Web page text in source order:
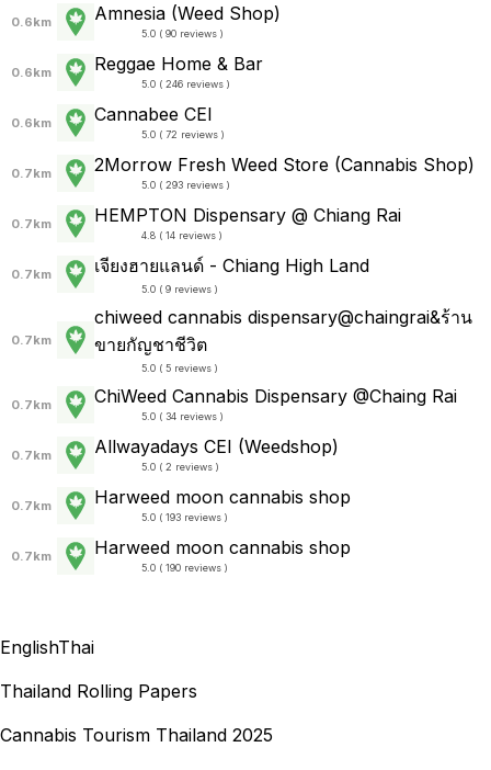
0.6km Amnesia (Weed Shop)
5.0 ( 90 reviews )
0.6km Reggae Home & Bar
5.0 ( 246 reviews )
0.6km Cannabee CEI
5.0 ( 72 reviews )
0.7km 2Morrow Fresh Weed Store (Cannabis Shop)
5.0 ( 293 reviews )
0.7km HEMPTON Dispensary @ Chiang Rai
4.8 ( 14 reviews )
0.7km เจียงฮายแลนด์ - Chiang High Land
5.0 ( 9 reviews )
0.7km
chiweed cannabis dispensary@chaingrai&ร้าน
ขายกัญชาชีวิต
5.0 ( 5 reviews )
0.7km ChiWeed Cannabis Dispensary @Chaing Rai
5.0 ( 34 reviews )
0.7km Allwayadays CEI (Weedshop)
5.0 ( 2 reviews )
0.7km Harweed moon cannabis shop
5.0 ( 193 reviews )
0.7km Harweed moon cannabis shop
5.0 ( 190 reviews )
EnglishThai
Thailand Rolling Papers
Cannabis Tourism Thailand 2025